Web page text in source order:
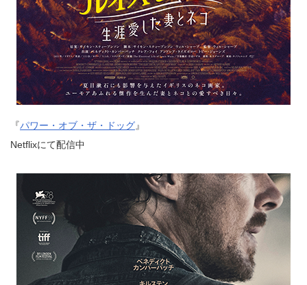
『パワー・オブ・ザ・ドッグ』
Netflixにて配信中